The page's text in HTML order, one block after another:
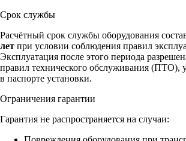
Срок службы
Расчётный срок службы оборудования
лет при условии соблюдения правил
Эксплуатация после этого периода
правил технического обслуживания (ПТО),
в паспорте установки.
Ограничения гарантии
Гарантия не распространяется на случаи: